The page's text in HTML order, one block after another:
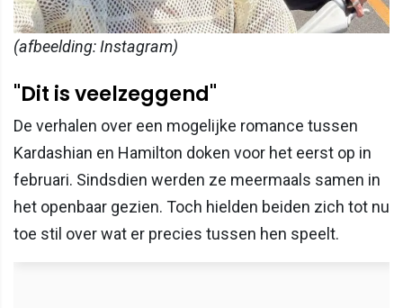
(afbeelding: Instagram)
"Dit is veelzeggend"
De verhalen over een mogelijke romance tussen
Kardashian en Hamilton doken voor het eerst op in
februari. Sindsdien werden ze meermaals samen in
het openbaar gezien. Toch hielden beiden zich tot nu
toe stil over wat er precies tussen hen speelt.